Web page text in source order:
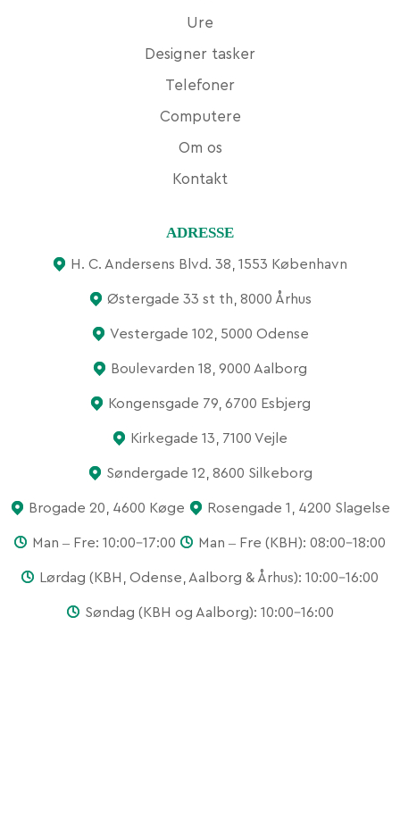
Ure
Designer tasker
Telefoner
Computere
Om os
Kontakt
ADRESSE
H. C. Andersens Blvd. 38, 1553 København
Østergade 33 st th, 8000 Århus
Vestergade 102, 5000 Odense
Boulevarden 18, 9000 Aalborg
Kongensgade 79, 6700 Esbjerg
Kirkegade 13, 7100 Vejle
Søndergade 12, 8600 Silkeborg
Brogade 20, 4600 Køge Rosengade 1, 4200 Slagelse
Man – Fre: 10:00-17:00 Man – Fre (KBH): 08:00-18:00
Lørdag (KBH, Odense, Aalborg & Århus): 10:00-16:00
Søndag (KBH og Aalborg): 10:00-16:00